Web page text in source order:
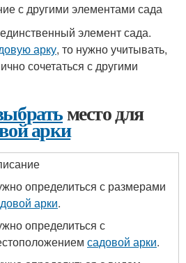
с другими элементами сада
элемент сада.
арку, то нужно учитывать,
сочетаться с другими
место для
арки
определиться с размерами
арки.
определиться с
садовой арки.